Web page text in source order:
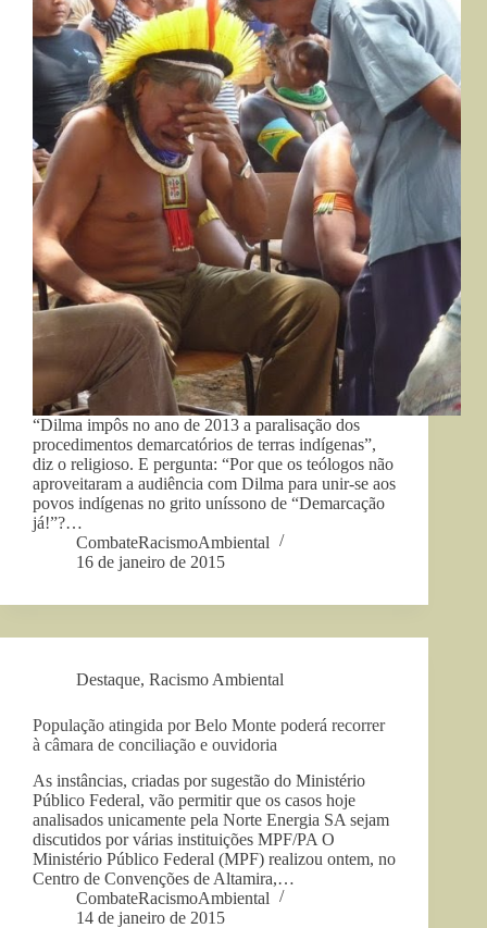
“Dilma impôs no ano de 2013 a paralisação dos
procedimentos demarcatórios de terras indígenas”,
diz o religioso. E pergunta: “Por que os teólogos não
aproveitaram a audiência com Dilma para unir-se aos
povos indígenas no grito uníssono de “Demarcação
já!”?…
CombateRacismoAmbiental
16 de janeiro de 2015
Destaque, Racismo Ambiental
População atingida por Belo Monte poderá recorrer
à câmara de conciliação e ouvidoria
As instâncias, criadas por sugestão do Ministério
Público Federal, vão permitir que os casos hoje
analisados unicamente pela Norte Energia SA sejam
discutidos por várias instituições MPF/PA O
Ministério Público Federal (MPF) realizou ontem, no
Centro de Convenções de Altamira,…
CombateRacismoAmbiental
14 de janeiro de 2015